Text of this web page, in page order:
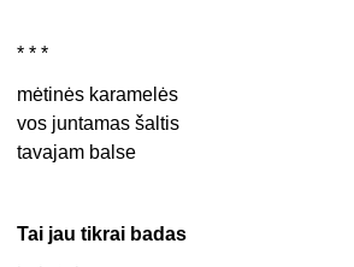
* * *
mėtinės karamelės
vos juntamas šaltis
tavajam balse
Tai jau tikrai badas